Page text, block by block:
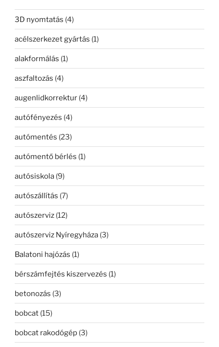
3D nyomtatás (4)
acélszerkezet gyártás (1)
alakformálás (1)
aszfaltozás (4)
augenlidkorrektur (4)
autófényezés (4)
autómentés (23)
autómentő bérlés (1)
autósiskola (9)
autószállítás (7)
autószerviz (12)
autószerviz Nyíregyháza (3)
Balatoni hajózás (1)
bérszámfejtés kiszervezés (1)
betonozás (3)
bobcat (15)
bobcat rakodógép (3)